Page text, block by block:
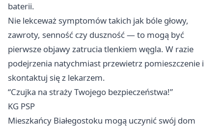
baterii.
Nie lekceważ symptomów takich jak bóle głowy,
zawroty, senność czy duszność — to mogą być
pierwsze objawy zatrucia tlenkiem węgla. W razie
podejrzenia natychmiast przewietrz pomieszczenie i
skontaktuj się z lekarzem.
“Czujka na straży Twojego bezpieczeństwa!”
KG PSP
Mieszkańcy Białegostoku mogą uczynić swój dom